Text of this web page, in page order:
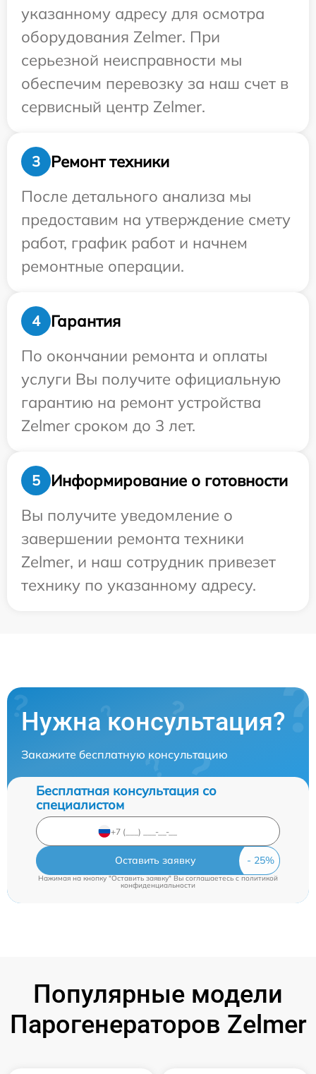
указанному адресу для осмотра
оборудования Zelmer. При
серьезной неисправности мы
обеспечим перевозку за наш счет в
сервисный центр Zelmer.
3
Ремонт техники
После детального анализа мы
предоставим на утверждение смету
работ, график работ и начнем
ремонтные операции.
4
Гарантия
По окончании ремонта и оплаты
услуги Вы получите официальную
гарантию на ремонт устройства
Zelmer сроком до 3 лет.
5
Информирование о готовности
Вы получите уведомление о
завершении ремонта техники
Zelmer, и наш сотрудник привезет
технику по указанному адресу.
Нужна консультация?
Закажите бесплатную консультацию
Бесплатная консультация со
специалистом
Оставить заявку
Нажимая на кнопку "Оставить заявку" Вы соглашаетесь c политикой
конфиденциальности
Популярные модели
Парогенераторов Zelmer